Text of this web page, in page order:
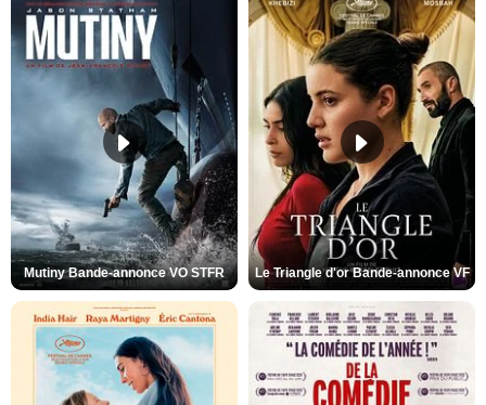
Mutiny Bande-annonce VO STFR Le Triangle d'or Bande-annonce VF